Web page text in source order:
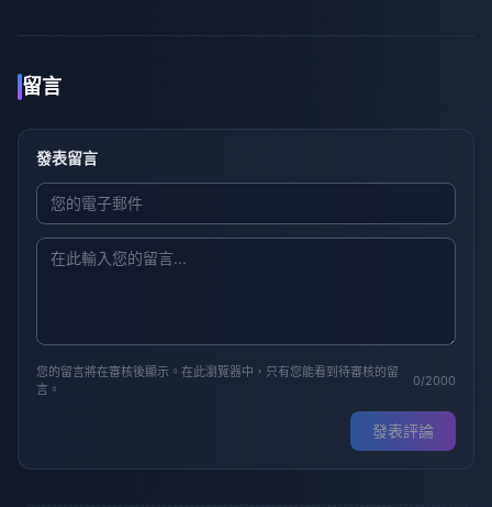
留言
發表留言
您的留言將在審核後顯示。在此瀏覽器中，只有您能看到待審核的留
言。
0/2000
發表評論